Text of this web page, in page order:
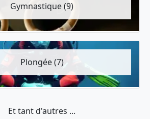
Gymnastique (9)
Plongée (7)
Et tant d'autres ...